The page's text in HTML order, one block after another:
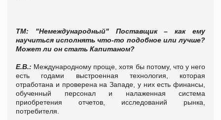
ТМ: "Немеждународный" Поставщик – как ему
научиться исполнять что-то подобное или лучше?
Может ли он стать Капитаном?
Е.В.: Международному проще, хотя бы потому, что у него
есть годами выстроенная технология, которая
отработана и проверена на Западе, у них есть финансы,
обученный персонал и налаженная система
приобретения отчетов, исследований рынка,
потребителя.